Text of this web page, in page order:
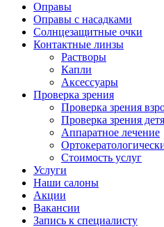
Оправы
Оправы с насадками
Солнцезащитные очки
Контактные линзы
Растворы
Капли
Аксессуары
Проверка зрения
Проверка зрения
Проверка зрения
Аппаратное лечение
Стоимость услуг
Услуги
Наши салоны
Акции
Вакансии
Запись к специалисту